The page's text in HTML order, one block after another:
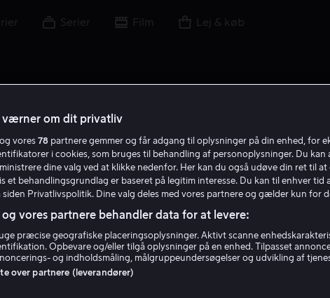
Serier Film Lej & køb
A T
Arien Takiar
værner om dit privatliv
vores 78 partnere gemmer og får adgang til oplysninger på din enhed, for
i cookies, som bruges til behandling af personoplysninger. Du kan
dine valg ved at klikke nedenfor. Her kan du også udøve din ret til at
et behandlingsgrundlag er baseret på legitim interesse. Du kan til enhver tid
siden Privatlivspolitik. Dine valg deles med vores partnere og gælder kun for
og vores partnere behandler data for at levere:
præcise geografiske placeringsoplysninger. Aktivt scanne
Opbevare og/eller tilgå oplysninger på en enhed. Tilpasset
og indholdsmåling, målgruppeundersøgelser og udvikling af
over partnere (leverandører)